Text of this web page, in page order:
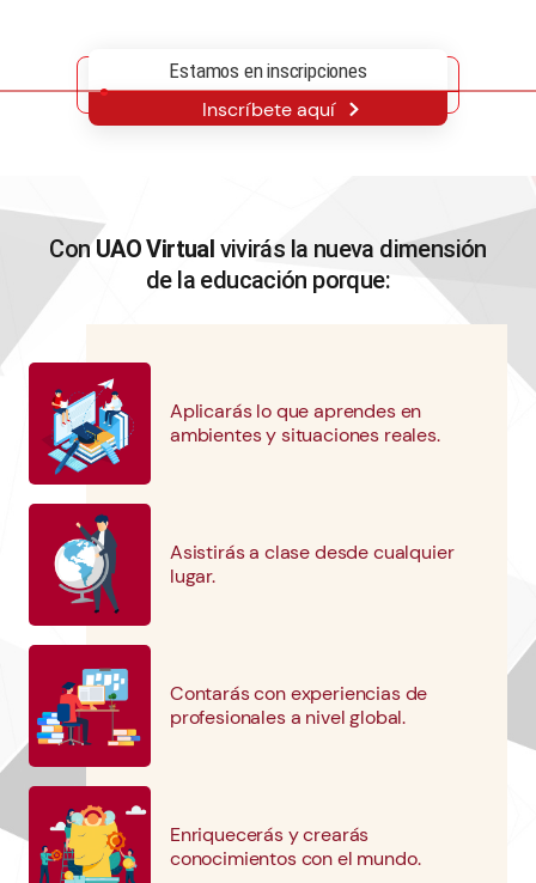
3
Consulta la fecha y hora de tu entrevista en tu
correo electrónico
4 Revisa tu horario en el portal estudiantil
Estamos en inscripciones
Inscríbete aquí
ConUAO Virtual vivirás la nueva dimensión
de la educación porque:
Aplicarás lo que aprendes en
ambientes y situaciones reales.
Asistirás a clase desde cualquier
lugar.
Contarás con experiencias de
profesionales a nivel global.
Enriquecerás y crearás
conocimientos con el mundo.